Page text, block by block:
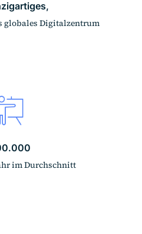
globales Digitalzentrum
im Durchschnitt